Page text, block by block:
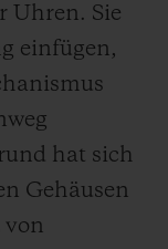
Uhren. Sie
einfügen,
hat sich
Gehäusen
von